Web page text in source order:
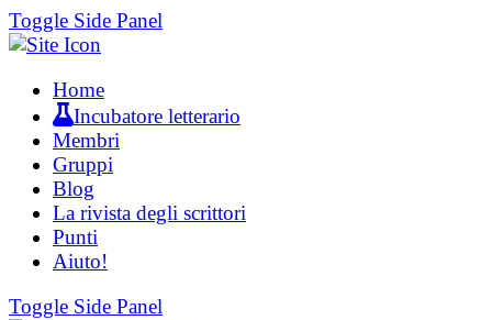
Toggle Side Panel
Home
Incubatore letterario
Membri
Gruppi
Blog
La rivista degli scrittori
Punti
Aiuto!
Toggle Side Panel